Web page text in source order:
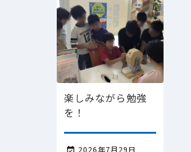
楽しみながら勉強
を！
 2026年7月29日